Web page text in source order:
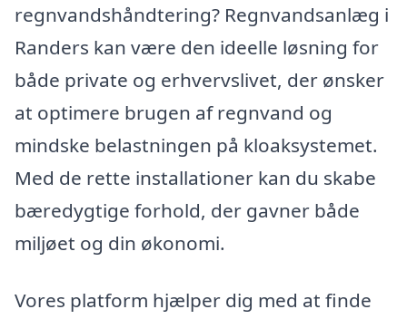
regnvandshåndtering? Regnvandsanlæg i
Randers kan være den ideelle løsning for
både private og erhvervslivet, der ønsker
at optimere brugen af regnvand og
mindske belastningen på kloaksystemet.
Med de rette installationer kan du skabe
bæredygtige forhold, der gavner både
miljøet og din økonomi.
Vores platform hjælper dig med at finde